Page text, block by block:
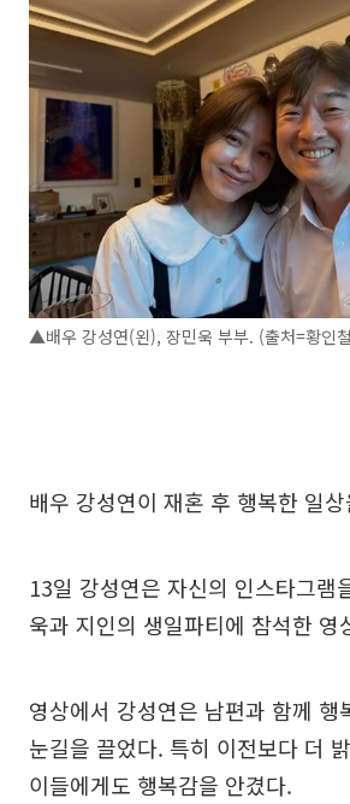
▲배우 강성연(왼), 장민욱 부부. (출처=황인
배우 강성연이 재혼 후 행복한 일
13일 강성연은 자신의 인스타그램
욱과 지인의 생일파티에 참석한 영
영상에서 강성연은 남편과 함께 행
눈길을 끌었다. 특히 이전보다 더
이들에게도 행복감을 안겼다.